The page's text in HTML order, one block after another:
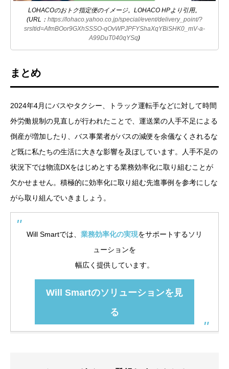
LOHACOのおトク指定便のイメージ。LOHACO HPより引用。
(URL： https://lohaco.yahoo.co.jp/special/event/delivery_point/?
srsltid=AfmBOor9GXhSSSO-qOvWPJPFYShaXqYBiSHK0_mV-a-
A99DuT040qYSq)
まとめ
2024年4月にバスやタクシー、トラック運転手などに対して時間
外労働規制の見直しが行われたことで、運送業の人手不足による
倒産が増加したり、バス事業者がバスの減便を余儀なくされるな
ど既に私たちの生活に大きな影響を及ぼしています。人手不足の
状況下では物流DXをはじめとする業務効率化に取り組むことが
欠かせません。積極的に効率化に取り組む先進事例を参考にしな
がら取り組んでいきましょう。
Will Smartでは、 業務効率化の実現をサポートするソリ
ューションを
幅広く提供しています。
Will Smartのソリューションを見
る